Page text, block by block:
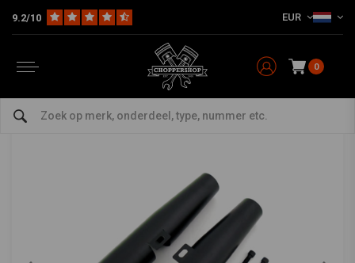
9.2/10 EUR
0
Multi-fit Vering 39.5MM x 39MM Voorvork Cover Set - zwart 04-15 XL
39.5MM x 39MM Voorvork Cover Set - zwart 04-
15 XL